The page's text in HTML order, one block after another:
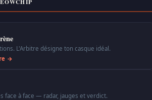
L'Arbitre désigne ton casque idéal.
→
face à face — radar, jauges et verdict.